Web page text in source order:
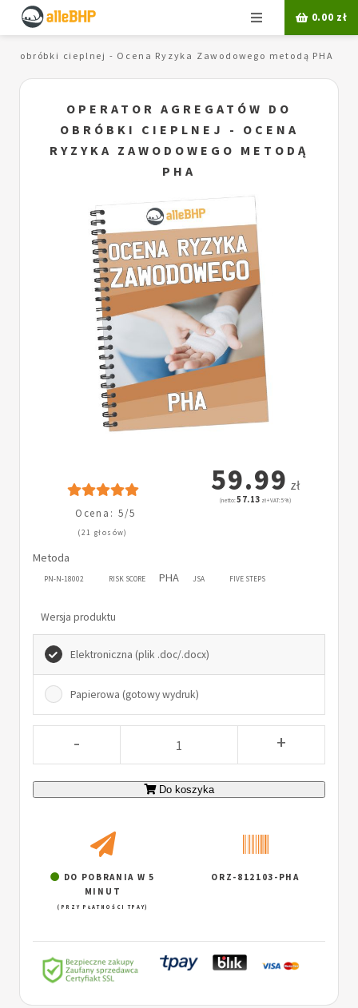
Menu 0.00 zł
obróbki cieplnej - Ocena Ryzyka Zawodowego metodą PHA
OPERATOR AGREGATÓW DO
OBRÓBKI CIEPLNEJ - OCENA
RYZYKA ZAWODOWEGO METODĄ
PHA
Ocena: 5/5
(21 głosów)
59.99 zł
(netto:57.13 zł + VAT: 5%)
Metoda
PN-N-18002 RISK SCORE PHA JSA FIVE STEPS
Wersja produktu
Elektroniczna (plik .doc/.docx)
Papierowa (gotowy wydruk)
- +
Do koszyka
DO POBRANIA W 5
MINUT
(PRZY PŁATNOŚCI TPAY)
ORZ-812103-PHA